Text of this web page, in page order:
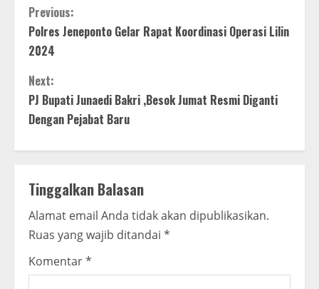
C
o
n
t
u
e
R
Previous:
Polres Jeneponto Gelar Rapat Koordinasi Operasi Lilin
2024
Next:
PJ Bupati Junaedi Bakri ,Besok Jumat Resmi Diganti
Dengan Pejabat Baru
Tinggalkan Balasan
Alamat email Anda tidak akan dipublikasikan.
Ruas yang wajib ditandai *
Komentar*